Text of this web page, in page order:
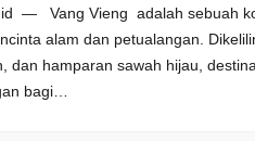
— Vang Vieng adalah sebuah
alam dan petualangan.
dan hamparan sawah hijau,
bagi…